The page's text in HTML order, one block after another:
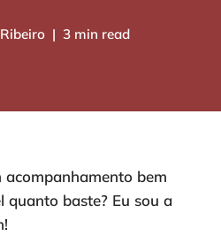
3 min read
bem
quanto baste? Eu sou a